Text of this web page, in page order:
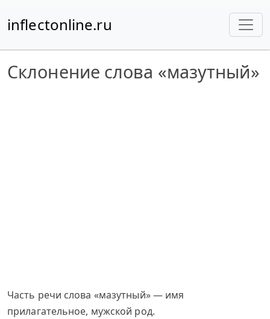
inflectonline.ru
Склонение слова «мазутный»
Часть речи слова «мазутный» — имя
прилагательное, мужской род.